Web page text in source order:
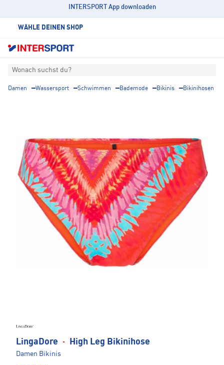
INTERSPORT App downloaden
WÄHLE DEINEN SHOP
Wonach suchst du?
Damen Wassersport Schwimmen Bademode Bikinis Bikinihosen
LingaDore · High Leg Bikinihose
Damen Bikinis